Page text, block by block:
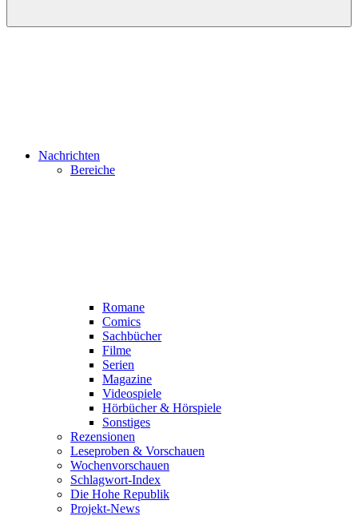
Nachrichten
Bereiche
Romane
Comics
Sachbücher
Filme
Serien
Magazine
Videospiele
Hörbücher & Hörspiele
Sonstiges
Rezensionen
Leseproben & Vorschauen
Wochenvorschauen
Schlagwort-Index
Die Hohe Republik
Projekt-News